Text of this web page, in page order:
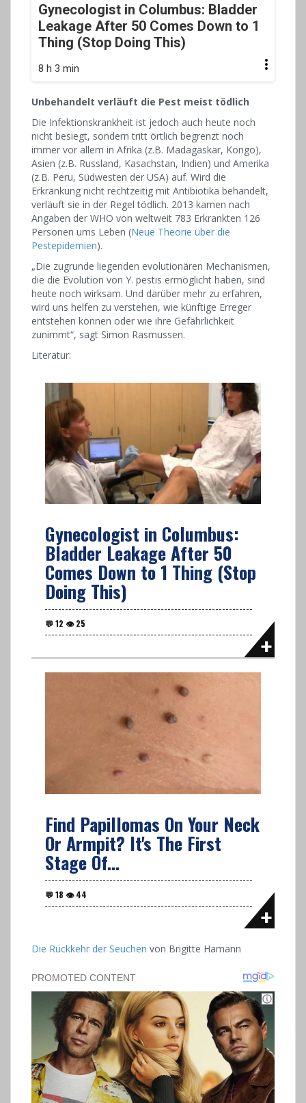
Gynecologist in Columbus: Bladder
Leakage After 50 Comes Down to 1
Thing (Stop Doing This)
8 h 3 min
Unbehandelt verläuft die Pest meist tödlich
Die Infektionskrankheit ist jedoch auch heute noch
nicht besiegt, sondern tritt örtlich begrenzt noch
immer vor allem in Afrika (z.B. Madagaskar, Kongo),
Asien (z.B. Russland, Kasachstan, Indien) und Amerika
(z.B. Peru, Südwesten der USA) auf. Wird die
Erkrankung nicht rechtzeitig mit Antibiotika behandelt,
verläuft sie in der Regel tödlich. 2013 kamen nach
Angaben der WHO von weltweit 783 Erkrankten 126
Personen ums Leben (Neue Theorie über die
Pestepidemien).
„Die zugrunde liegenden evolutionären Mechanismen,
die die Evolution von Y. pestis ermöglicht haben, sind
heute noch wirksam. Und darüber mehr zu erfahren,
wird uns helfen zu verstehen, wie künftige Erreger
entstehen können oder wie ihre Gefährlichkeit
zunimmt“, sagt Simon Rasmussen.
Literatur:
Gynecologist in Columbus:
Bladder Leakage After 50
Comes Down to 1 Thing (Stop
Doing This)
Find Papillomas On Your Neck
Or Armpit? It's The First
Stage Of...
Die Rückkehr der Seuchen von Brigitte Hamann